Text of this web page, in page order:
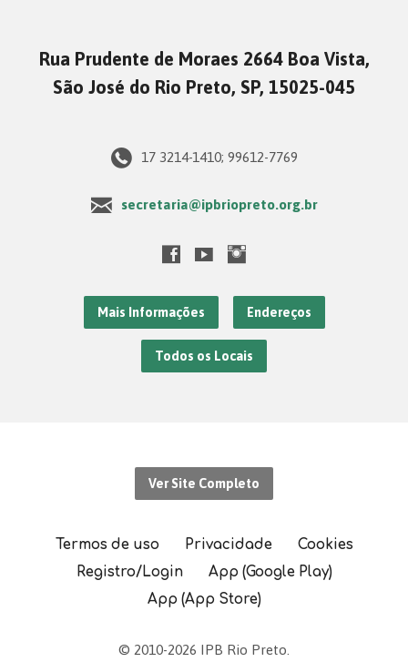
Rua Prudente de Moraes 2664 Boa Vista,
São José do Rio Preto, SP, 15025-045
17 3214-1410; 99612-7769
secretaria@ipbriopreto.org.br
Mais Informações Endereços
Todos os Locais
Ver Site Completo
Termos de uso Privacidade
Cookies
Registro/Login
App (Google Play)
App (App Store)
© 2010-2026 IPB Rio Preto.